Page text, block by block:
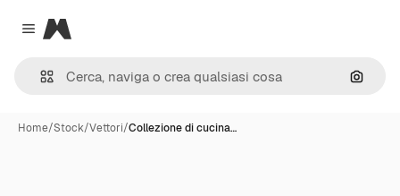
Close menu
Magnific
Cerca
Home/Stock/Vettori/Collezione di cucina…